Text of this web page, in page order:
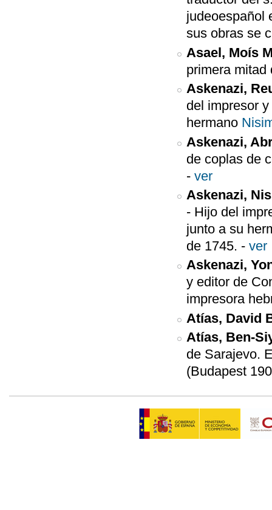
judeoespañol
sus obras se
Asael, Moís
primera mitad
Askenazi,
del impresor
hermano
Askenazi,
de coplas de
-ver
Askenazi,
- Hijo del
junto a su
de 1745. -ver
Askenazi,
y editor de
impresora
Atías, David
Atías, Ben-
de Sarajevo.
(Budapest